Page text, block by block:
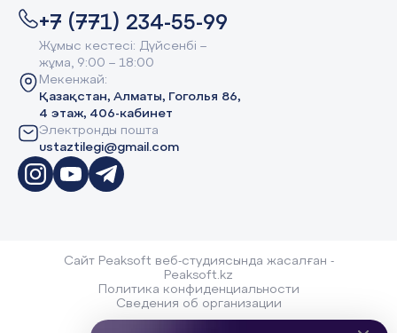
+7 (771) 234-55-99
Жұмыс кестесі: Дүйсенбі –
жұма, 9:00 – 18:00
Мекенжай:
Қазақстан, Алматы, Гоголья 86,
4 этаж, 406-кабинет
Электронды пошта
ustaztilegi@gmail.com
Сайт Peaksoft веб-студиясында жасалған -
Peaksoft.kz
Политика конфиденциальности
Сведения об организации